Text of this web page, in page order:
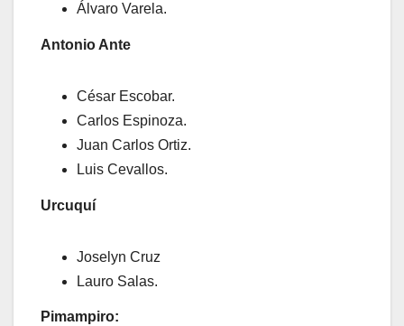
Álvaro Varela.
Antonio Ante
César Escobar.
Carlos Espinoza.
Juan Carlos Ortiz.
Luis Cevallos.
Urcuquí
Joselyn Cruz
Lauro Salas.
Pimampiro: